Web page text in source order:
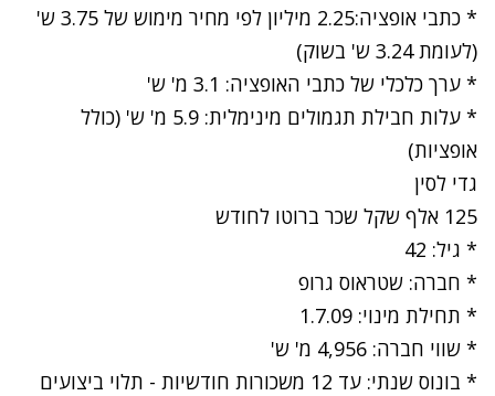
* כתבי אופציה:2.25 מיליון לפי מחיר מימוש של 3.75 ש'
(לעומת 3.24 ש' בשוק)
* ערך כלכלי של כתבי האופציה: 3.1 מ' ש'
* עלות חבילת תגמולים מינימלית: 5.9 מ' ש' (כולל
אופציות)
גדי לסין
125 אלף שקל שכר ברוטו לחודש
* גיל: 42
* חברה: שטראוס גרופ
* תחילת מינוי: 1.7.09
* שווי חברה: 4,956 מ' ש'
* בונוס שנתי: עד 12 משכורות חודשיות - תלוי ביצועים